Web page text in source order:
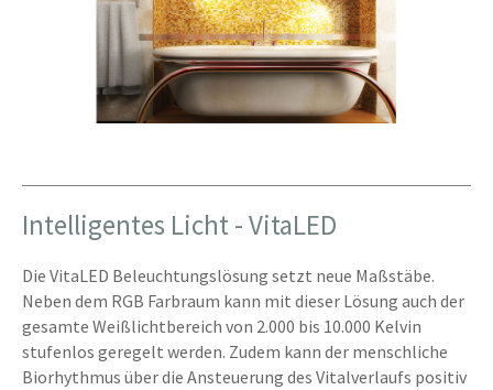
Intelligentes Licht - VitaLED
Die VitaLED Beleuchtungslösung setzt neue Maßstäbe.
Neben dem RGB Farbraum kann mit dieser Lösung auch der
gesamte Weißlichtbereich von 2.000 bis 10.000 Kelvin
stufenlos geregelt werden. Zudem kann der menschliche
Biorhythmus über die Ansteuerung des Vitalverlaufs positiv